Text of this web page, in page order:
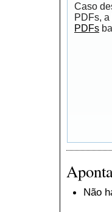
Caso
PDFs,
PDFs
Não